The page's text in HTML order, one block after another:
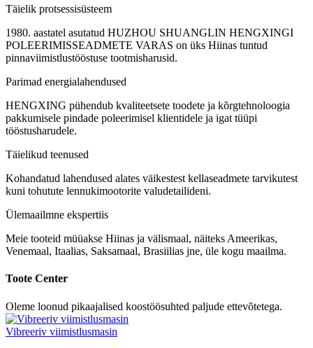
Täielik protsessisüsteem
1980. aastatel asutatud HUZHOU SHUANGLIN HENGXINGI
POLEERIMISSEADMETE VARAS on üks Hiinas tuntud
pinnaviimistlustööstuse tootmisharusid.
Parimad energialahendused
HENGXING pühendub kvaliteetsete toodete ja kõrgtehnoloogia
pakkumisele pindade poleerimisel klientidele ja igat tüüpi
tööstusharudele.
Täielikud teenused
Kohandatud lahendused alates väikestest kellaseadmete tarvikutest
kuni tohutute lennukimootorite valudetailideni.
Ülemaailmne ekspertiis
Meie tooteid müüakse Hiinas ja välismaal, näiteks Ameerikas,
Venemaal, Itaalias, Saksamaal, Brasiilias jne, üle kogu maailma.
Toote Center
Oleme loonud pikaajalised koostöösuhted paljude ettevõtetega.
Vibreeriv viimistlusmasin